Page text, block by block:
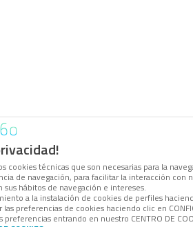
cookies técnicas que son necesarias para la
de navegación, para facilitar la interacción
hábitos de navegación e intereses.
a la instalación de cookies de perfiles
las preferencias de cookies haciendo clic en
preferencias entrando en nuestro CENTRO DE